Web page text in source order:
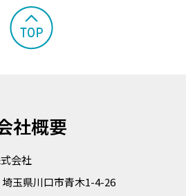
社概要
会社
玉県川口市青木1-4-26